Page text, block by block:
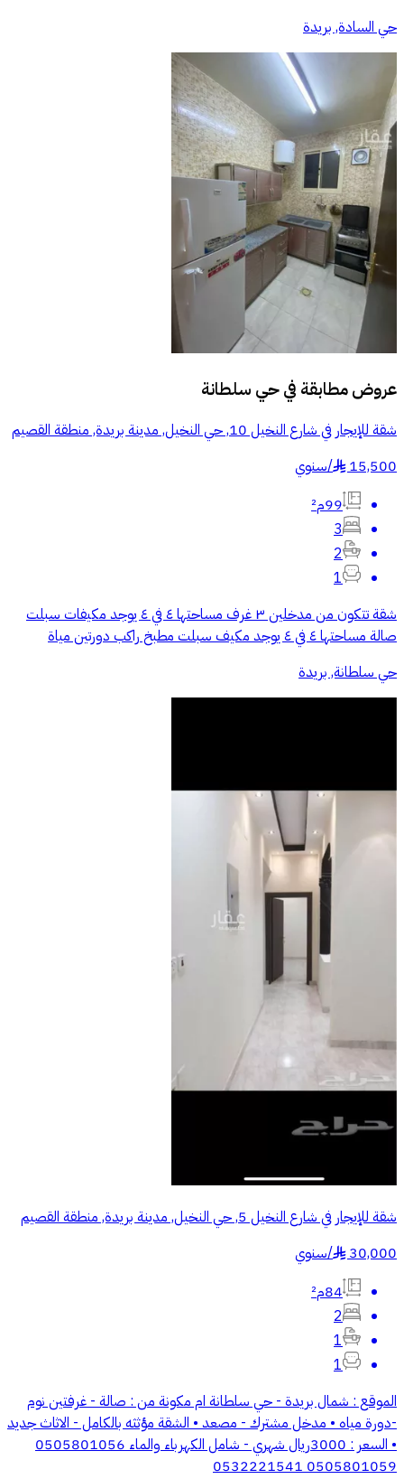
حي السادة, بريدة
عروض مطابقة فيحي سلطانة
شقة للإيجار في شارع النخيل 10, حي النخيل, مدينة بريدة, منطقة القصيم
15,500
§
/سنوي
99م²
3
2
1
شقة تتكون من مدخلين ٣ غرف مساحتها ٤ في ٤ يوجد مكيفات سبلت
صالة مساحتها ٤ في ٤ يوجد مكيف سبلت مطبخ راكب دورتين مياة
حي سلطانة, بريدة
شقة للإيجار في شارع النخيل 5, حي النخيل, مدينة بريدة, منطقة القصيم
30,000
§
/سنوي
84م²
2
1
1
الموقع : شمال بريدة - حي سلطانة ام مكونة من : صالة - غرفتين نوم
-دورة مياه • مدخل مشترك - مصعد • الشقة مؤثثه بالكامل - الاثاث جديد
• السعر : 3000ريال شهري - شامل الكهرباء والماء 0505801056
0505801059 0532221541